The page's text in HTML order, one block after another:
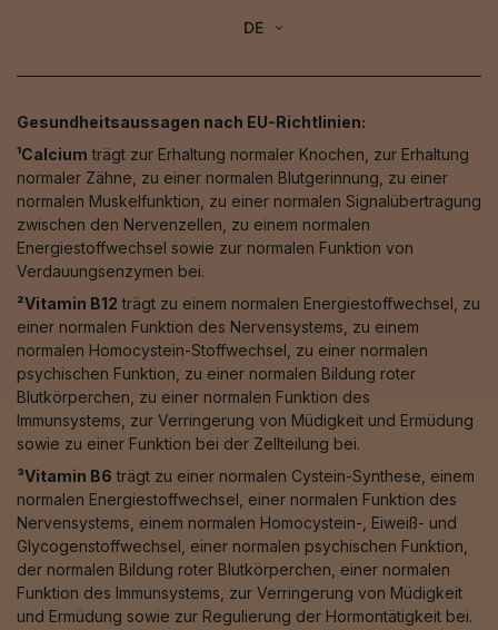
DE
Gesundheitsaussagen nach EU-Richtlinien:
¹Calcium trägt zur Erhaltung normaler Knochen, zur Erhaltung
normaler Zähne, zu einer normalen Blutgerinnung, zu einer
normalen Muskelfunktion, zu einer normalen Signalübertragung
zwischen den Nervenzellen, zu einem normalen
Energiestoffwechsel sowie zur normalen Funktion von
Verdauungsenzymen bei.
²Vitamin B12 trägt zu einem normalen Energiestoffwechsel, zu
einer normalen Funktion des Nervensystems, zu einem
normalen Homocystein-Stoffwechsel, zu einer normalen
psychischen Funktion, zu einer normalen Bildung roter
Blutkörperchen, zu einer normalen Funktion des
Immunsystems, zur Verringerung von Müdigkeit und Ermüdung
sowie zu einer Funktion bei der Zellteilung bei.
³Vitamin B6 trägt zu einer normalen Cystein-Synthese, einem
normalen Energiestoffwechsel, einer normalen Funktion des
Nervensystems, einem normalen Homocystein-, Eiweiß- und
Glycogenstoffwechsel, einer normalen psychischen Funktion,
der normalen Bildung roter Blutkörperchen, einer normalen
Funktion des Immunsystems, zur Verringerung von Müdigkeit
und Ermüdung sowie zur Regulierung der Hormontätigkeit bei.